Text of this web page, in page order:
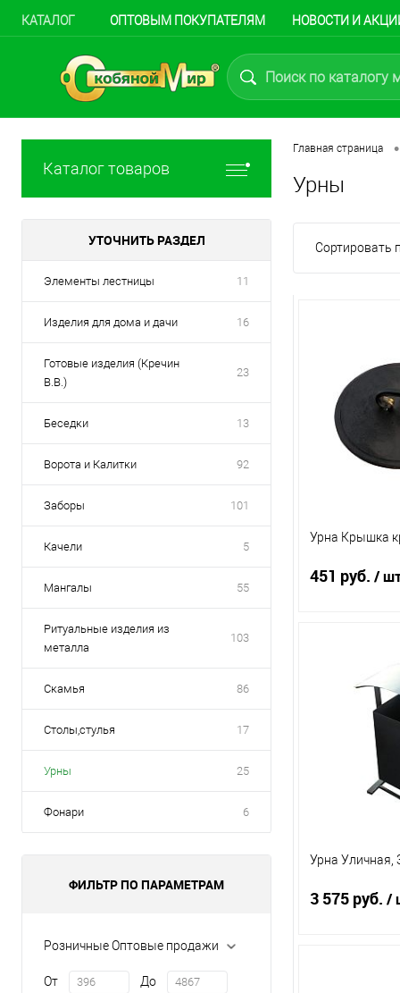
КАТАЛОГ ОПТОВЫМ ПОКУПАТЕЛЯМ НОВОСТИ И
Каталог товаров
УТОЧНИТЬ РАЗДЕЛ
Элементы лестницы 11
Изделия для дома и дачи 16
Готовые изделия (Кречин
В.В.)
23
Беседки 13
Ворота и Калитки 92
Заборы 101
Качели 5
Мангалы 55
Ритуальные изделия из
металла
103
Скамья 86
Столы,стулья 17
Урны 25
Фонари 6
ФИЛЬТР ПО ПАРАМЕТРАМ
Розничные Оптовые продажи
От До
Главная страница •
Урны
Сортировать
Урна Крышка
451 руб. /
Купить в 1
В избранное
Урна Уличная,
3 575 руб. /